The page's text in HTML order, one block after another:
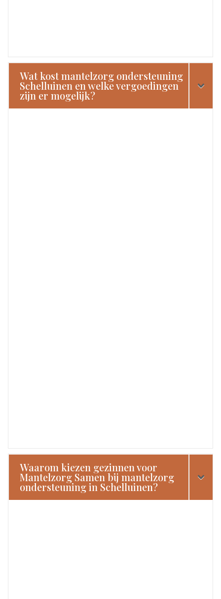
Wat kost mantelzorg ondersteuning
Schelluinen en welke vergoedingen
zijn er mogelijk?
Waarom kiezen gezinnen voor
Mantelzorg Samen bij mantelzorg
ondersteuning in Schelluinen?